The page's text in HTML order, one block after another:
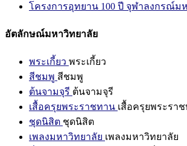
โครงการอุทยาน 100 ปี จุฬาลงกรณ์ม
อัตลักษณ์มหาวิทยาลัย
พระเกี้ยว พระเกี้ยว
สีชมพู สีชมพู
ต้นจามจุรี ต้นจามจุรี
เสื้อครุยพระราชทาน เสื้อครุยพระรา
ชุดนิสิต ชุดนิสิต
เพลงมหาวิทยาลัย เพลงมหาวิทยาลัย